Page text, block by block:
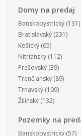
Domy na predaj
Banskobystrický (131)
Bratislavský (231)
Košický (65)
Nitriansky (112)
Prešovský (39)
Trenčiansky (89)
Trnavský (109)
Žilinský (132)
Pozemky na
Banskobystrický (57)